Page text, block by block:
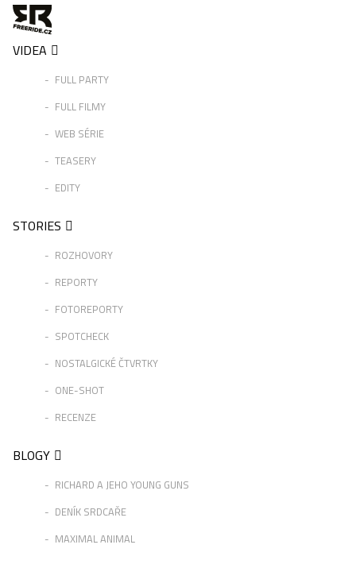
VIDEA
FULL PARTY
FULL FILMY
WEB SÉRIE
TEASERY
EDITY
STORIES
ROZHOVORY
REPORTY
FOTOREPORTY
SPOTCHECK
NOSTALGICKÉ ČTVRTKY
ONE-SHOT
RECENZE
BLOGY
RICHARD A JEHO YOUNG GUNS
DENÍK SRDCAŘE
MAXIMAL ANIMAL